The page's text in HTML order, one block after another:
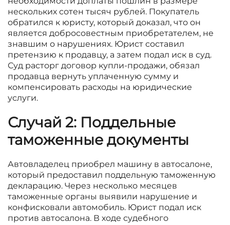
нескольких сотен тысяч рублей. Покупатель
обратился к юристу, который доказал, что он
является добросовестным приобретателем, не
знавшим о нарушениях. Юрист составил
претензию к продавцу, а затем подал иск в суд.
Суд расторг договор купли-продажи, обязал
продавца вернуть уплаченную сумму и
компенсировать расходы на юридические
услуги.
Случай 2: Поддельные
таможенные документы
Автовладелец приобрел машину в автосалоне,
который предоставил поддельную таможенную
декларацию. Через несколько месяцев
таможенные органы выявили нарушение и
конфисковали автомобиль. Юрист подал иск
против автосалона. В ходе судебного